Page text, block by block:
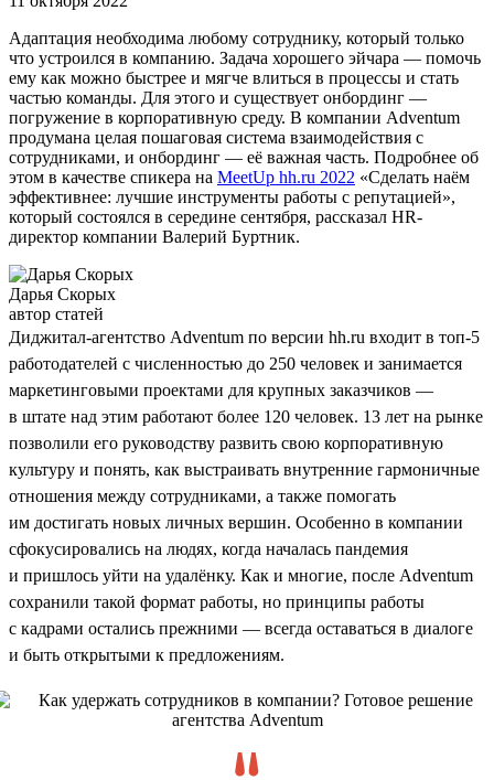
Адаптация необходима любому сотруднику, который только
что устроился в компанию. Задача хорошего эйчара — помочь
ему как можно быстрее и мягче влиться в процессы и стать
частью команды. Для этого и существует онбординг —
погружение в корпоративную среду. В компании Adventum
продумана целая пошаговая система взаимодействия с
сотрудниками, и онбординг — её важная часть. Подробнее об
этом в качестве спикера на MeetUp hh.ru 2022 «Сделать наём
эффективнее: лучшие инструменты работы с репутацией»,
который состоялся в середине сентября, рассказал HR-
директор компании Валерий Буртник.
Дарья Скорых
автор статей
Диджитал-агентство Adventum по версии hh.ru входит в топ-5
работодателей с численностью до 250 человек и занимается
маркетинговыми проектами для крупных заказчиков —
в штате над этим работают более 120 человек. 13 лет на рынке
позволили его руководству развить свою корпоративную
культуру и понять, как выстраивать внутренние гармоничные
отношения между сотрудниками, а также помогать
им достигать новых личных вершин. Особенно в компании
сфокусировались на людях, когда началась пандемия
и пришлось уйти на удалёнку. Как и многие, после Adventum
сохранили такой формат работы, но принципы работы
с кадрами остались прежними — всегда оставаться в диалоге
и быть открытыми к предложениям.